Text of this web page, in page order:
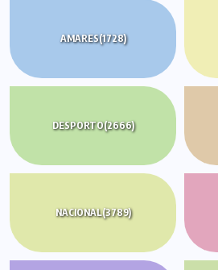
AMARES(1728)
DESPORTO(2666)
NACIONAL(3789)